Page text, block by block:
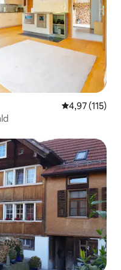
4,97 ud af 5 i
4,97 (115)